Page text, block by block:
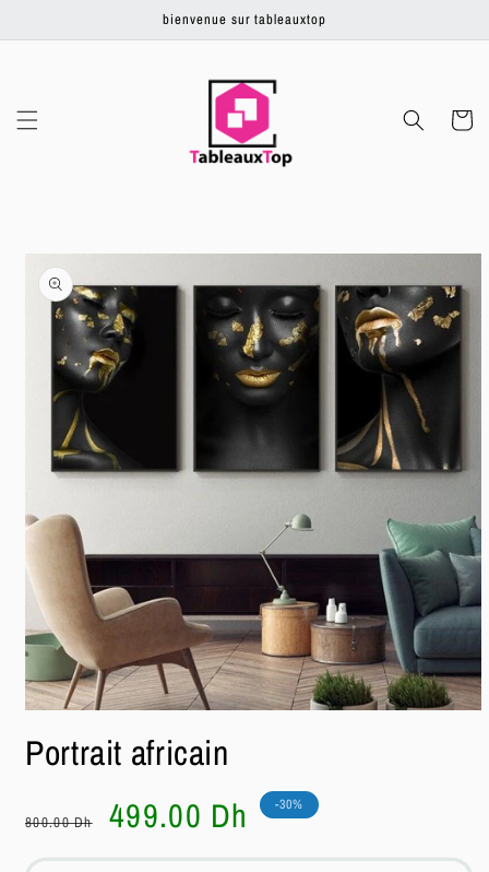
contenu
bienvenue sur tableauxtop
Panier
Passer aux
informations
produits
média
1
fenêtre
modale
Portrait africain
habituel
800.00 Dh
Prix
soldé
499.00 Dh -30%